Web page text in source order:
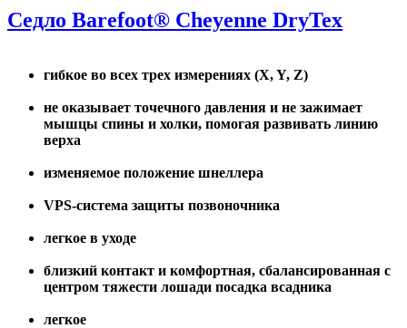
Седло Barefoot® Cheyenne DryTex
гибкое во всех трех измерениях (X, Y, Z)
не оказывает точечного давления и не зажимает
мышцы спины и холки, помогая развивать линию
верха
изменяемое положение шнеллера
VPS-система защиты позвоночника
легкое в уходе
близкий контакт и комфортная, сбалансированная с
центром тяжести лошади посадка всадника
легкое